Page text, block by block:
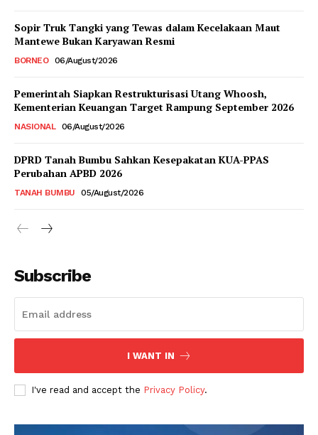
Sopir Truk Tangki yang Tewas dalam Kecelakaan Maut
Mantewe Bukan Karyawan Resmi
BORNEO 06/August/2026
Pemerintah Siapkan Restrukturisasi Utang Whoosh,
Kementerian Keuangan Target Rampung September 2026
NASIONAL 06/August/2026
DPRD Tanah Bumbu Sahkan Kesepakatan KUA-PPAS
Perubahan APBD 2026
TANAH BUMBU 05/August/2026
Subscribe
I WANT IN
I've read and accept the Privacy Policy.